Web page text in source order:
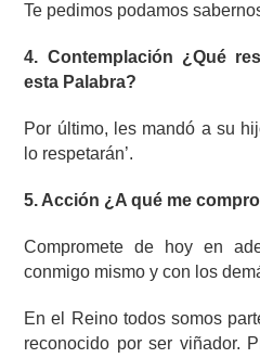
Te pedimos podamos
4. Contemplación ¿Qué
esta Palabra?
Por último, les mandó a su
lo respetarán’.
5. Acción ¿A qué me
Compromete de hoy en
conmigo mismo y con los
En el Reino todos somos
reconocido por ser viñador.